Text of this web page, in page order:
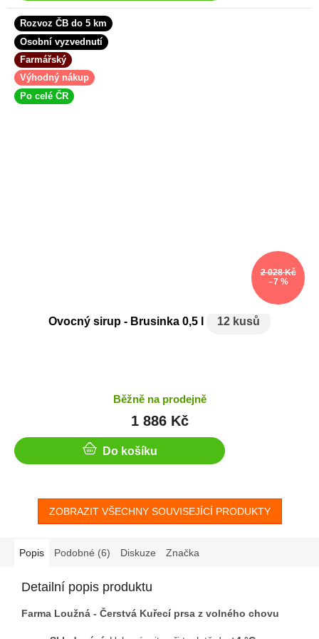
Rozvoz ČB do 5 km
Osobní vyzvednutí
Farmářský
Výhodný nákup
Po celé ČR
2 028 Kč
–7 %
Ovocný sirup - Brusinka 0,5 l 12 kusů
Běžně na prodejně
1 886 Kč
Do košíku
ZOBRAZIT VŠECHNY SOUVISEJÍCÍ PRODUKTY
Popis Podobné (6) Diskuze Značka
Detailní popis produktu
Farma Loužná - Čerstvá Kuřecí prsa z volného chovu